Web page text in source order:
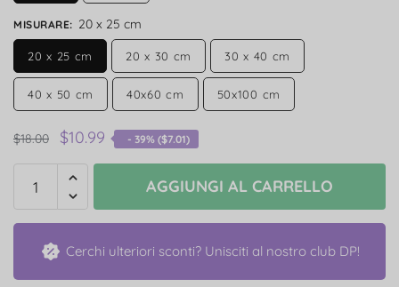
MISURARE: 20 x 25 cm
20 x 25 cm 20 x 30 cm 30 x 40 cm
40 x 50 cm 40x60 cm 50x100 cm
$18.00 $10.99 - 39% ($7.01)
AGGIUNGI AL CARRELLO
Cerchi ulteriori sconti? Unisciti al nostro club DP!